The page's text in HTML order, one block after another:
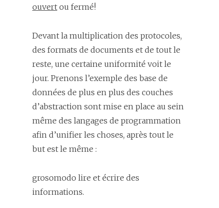
ouvert ou fermé!
Devant la multiplication des protocoles,
des formats de documents et de tout le
reste, une certaine uniformité voit le
jour. Prenons l’exemple des base de
données de plus en plus des couches
d’abstraction sont mise en place au sein
même des langages de programmation
afin d’unifier les choses, après tout le
but est le même :
grosomodo lire et écrire des
informations.